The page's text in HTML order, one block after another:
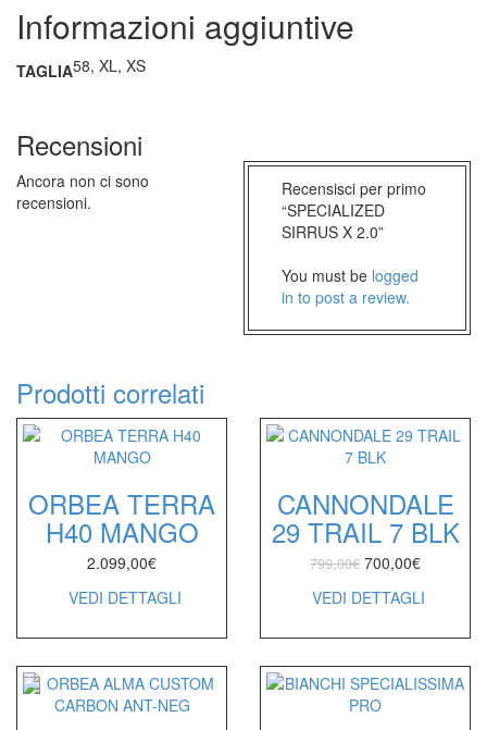
Informazioni aggiuntive
TAGLIA58, XL, XS
Recensioni
Ancora non ci sono
recensioni.
Recensisci per primo
“SPECIALIZED
SIRRUS X 2.0”
You must be logged
in to post a review.
Prodotti correlati
ORBEA TERRA
H40 MANGO
2.099,00€
VEDI DETTAGLI
CANNONDALE
29 TRAIL 7 BLK
799,00€ 700,00€
VEDI DETTAGLI